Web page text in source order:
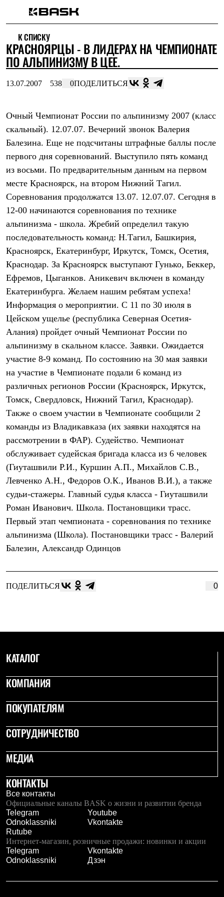
Интернет-магазин
Мужская одежда
Утепленная пухом
Куртки
Жилеты
Куртки
Штормовая одежда
Куртки
Софтшелл одежда
Куртки
Брюки
Флисовая одежда
Куртки
Брюки
Термобелье
Теплое термобелье
Среднее термобелье
Легкое термобелье
Лёгкая одежда
Футболки
Рубашки
Толстовки
Брюки
Шорты
Женская одежда
Утепленная пухом
Жилеты
Утепленная синтетикой
Куртки
Брюки
Штормовая одежда
Куртки
Софтшелл одежда
Куртки
Брюки
Лёгкая одежда
Рубашки
Футболки
Брюки
Термобелье
Теплое термобелье
Среднее термобелье
Легкое термобелье
Флисовая одежда
Брюки
Утепленная пухом
Куртки
Футболки
Толстовки
Брюки
Софтшелл одежда
Флисовая одежда
Куртки
Жилеты
Комбинезоны
Термобелье
Комплект термобелья
Палатки и тенты
Палатки
Тенты
Аксессуары для палаток
Рюкзаки
Экспедиционные
Легкоходные
Альпинистские
Городские
Аксессуары для рюкзаков
Пуховые
К СПИСКУ
КРАСНОЯРЦЫ - В ЛИДЕРАХ НА ЧЕМПИОНАТЕ
ПО АЛЬПИНИЗМУ В ЦЕЕ.
13.07.2007 538 0ПОДЕЛИТЬСЯ
Очный Чемпионат России по альпинизму 2007 (класс
скальный). 12.07.07. Вечерний звонок Валерия
Балезина. Еще не подсчитаны штрафные баллы после
первого дня соревнований. Выступило пять команд
из восьми. По предварительным данным на первом
месте Красноярск, на втором Нижний Тагил.
Соревнования продолжатся 13.07. 12.07.07. Сегодня в
12-00 начинаются соревнования по технике
альпинизма - школа. Жребий определил такую
последовательность команд: Н.Тагил, Башкирия,
Красноярск, Екатеринбург, Иркутск, Томск, Осетия,
Краснодар. За Красноярск выступают Гунько, Беккер,
Ефремов, Цыганков. Аникевич включен в команду
Екатеринбурга. Желаем нашим ребятам успеха!
Информация о мероприятии. С 11 по 30 июля в
Цейском ущелье (республика Северная Осетия-
Алания) пройдет очный Чемпионат России по
альпинизму в скальном классе. Заявки. Ожидается
участие 8-9 команд. По состоянию на 30 мая заявки
на участие в Чемпионате подали 6 команд из
различных регионов России (Красноярск, Иркутск,
Томск, Свердловск, Нижний Тагил, Краснодар).
Также о своем участии в Чемпионате сообщили 2
команды из Владикавказа (их заявки находятся на
рассмотрении в ФАР). Судейство. Чемпионат
обслуживает судейская бригада класса из 6 человек
(Гиуташвили Р.И., Куршин А.П., Михайлов С.В.,
Левченко А.Н., Федоров О.К., Иванов В.И.), а также
судьи-стажеры. Главный судья класса - Гиуташвили
Роман Иванович. Школа. Постановщики трасс.
Первый этап чемпионата - соревнования по технике
альпинизма (Школа). Постановщики трасс - Валерий
Балезин, Александр Одинцов
ПОДЕЛИТЬСЯ 0
КАТАЛОГ
КОМПАНИЯ
ПОКУПАТЕЛЯМ
СОТРУДНИЧЕСТВО
МЕДИА
КОНТАКТЫ
Все контакты
Официальные каналы BASK о жизни и развитии бренда
Telegram
Youtube
Odnoklassniki
Vkontakte
Rutube
Интернет-магазин, розничные продажи: новинки и акции
Telegram
Vkontakte
Odnoklassniki
Дзэн